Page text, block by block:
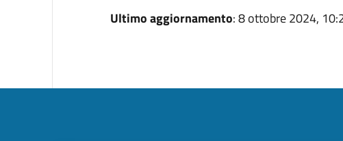
Ultimo aggiornamento: 8 ottobre 2024,